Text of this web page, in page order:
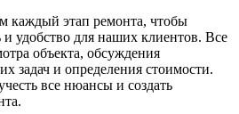
каждый этап ремонта, чтобы
и удобство для наших клиентов. Все
объекта, обсуждения
задач и определения стоимости.
все нюансы и создать